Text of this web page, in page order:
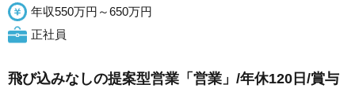
年収550万円～650万円
正社員
飛び込みなしの提案型営業「営業」/年休120日/賞与